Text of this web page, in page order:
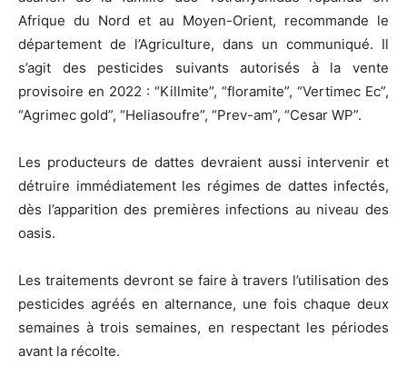
Afrique du Nord et au Moyen-Orient, recommande le
département de l’Agriculture, dans un communiqué. Il
s’agit des pesticides suivants autorisés à la vente
provisoire en 2022 : “Killmite”, “floramite”, “Vertimec Ec”,
“Agrimec gold”, “Heliasoufre”, “Prev-am”, “Cesar WP”.
Les producteurs de dattes devraient aussi intervenir et
détruire immédiatement les régimes de dattes infectés,
dès l’apparition des premières infections au niveau des
oasis.
Les traitements devront se faire à travers l’utilisation des
pesticides agréés en alternance, une fois chaque deux
semaines à trois semaines, en respectant les périodes
avant la récolte.